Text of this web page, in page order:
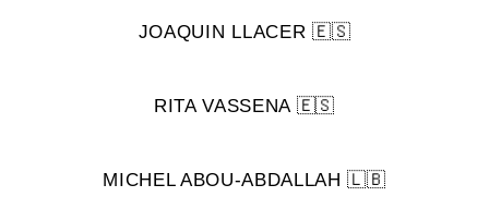
JOAQUIN LLACER 🇪🇸
RITA VASSENA 🇪🇸
MICHEL ABOU-ABDALLAH 🇱🇧